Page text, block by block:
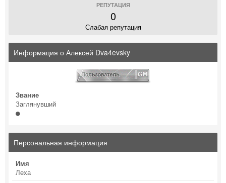
РЕПУТАЦИЯ
0
Слабая репутация
Информация о Алексей Dva4evsky
Звание
Заглянувший
Персональная информация
Имя
Леха